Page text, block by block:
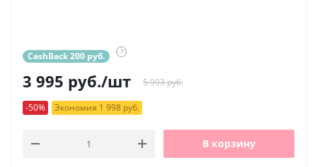
CashBack 200 руб. ?
3 995 руб./шт 5 993 руб.
-50% Экономия 1 998 руб.
В корзину